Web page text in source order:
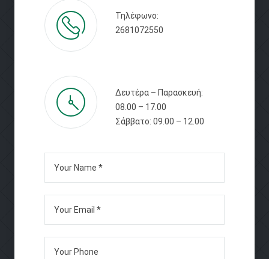
Τηλέφωνο:
2681072550
Δευτέρα – Παρασκευή:
08.00 – 17.00
Σάββατο: 09.00 – 12.00